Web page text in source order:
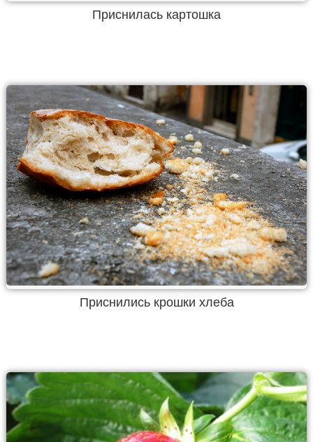
Приснилась картошка
Приснились крошки хлеба